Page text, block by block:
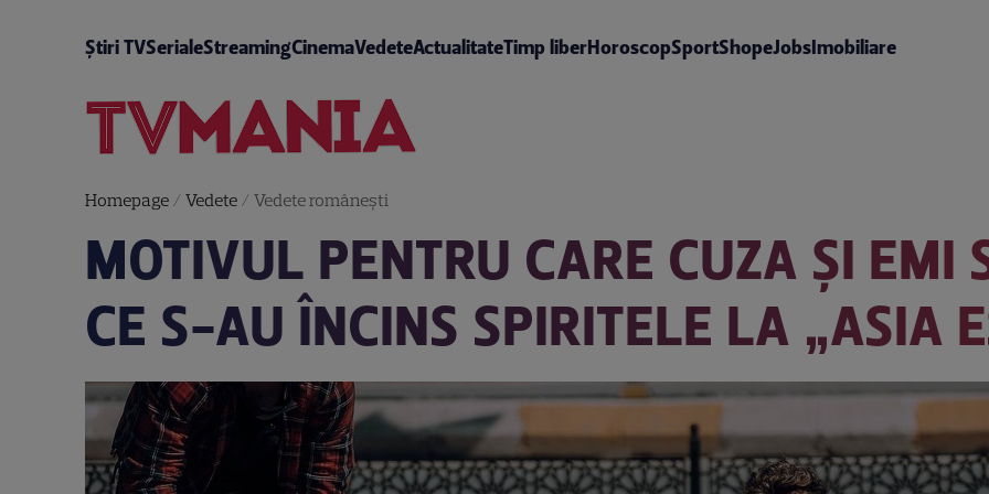
Știri TVSerialeStreamingCinemaVedeteActualitateTimp liberHoroscopSportShopeJobsImobiliare
Homepage/ Vedete/ Vedete româneşti
MOTIVUL PENTRU CARE CUZA ȘI EMI
CE S-AU ÎNCINS SPIRITELE LA „ASIA